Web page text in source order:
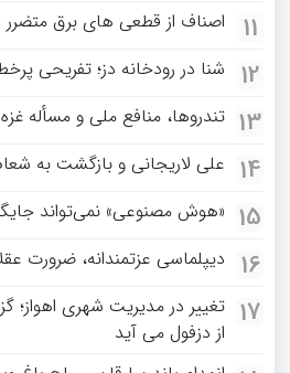
11 اصناف از قطعی های برق متضرر
12 شنا در رودخانه دز؛ تفریحی
13 تندروها، منافع ملی و مسأله غزه
14 علی لاریجانی و بازگشت به
15 «هوش مصنوعی» نمی‌تواند
16 دیپلماسی عزتمندانه، ضرورت
17 تغییر در مدیریت شهری اهواز؛
از دزفول می آید